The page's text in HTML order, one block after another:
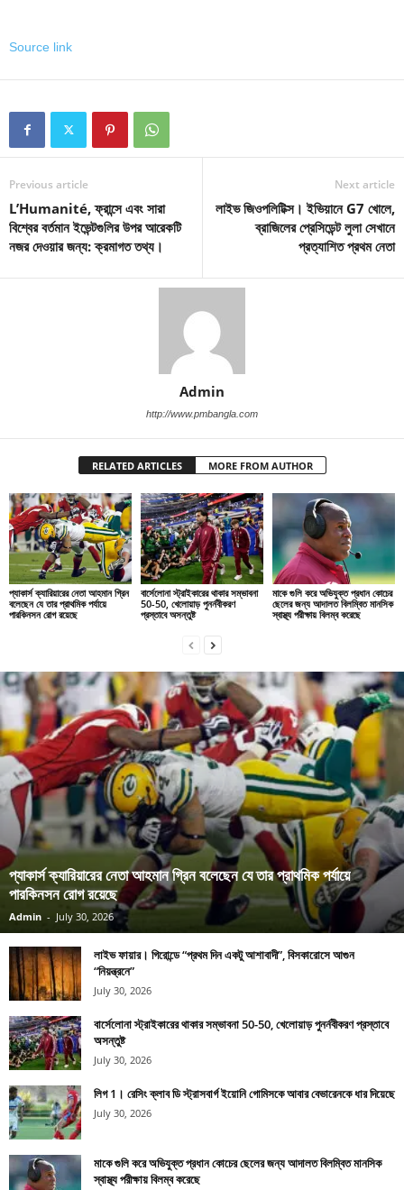
Source link
Previous article
L’Humanité, ফ্রান্সে এবং সারা
বিশ্বের বর্তমান ইভেন্টগুলির উপর আরেকটি
নজর দেওয়ার জন্য: ক্রমাগত তথ্য।
Next article
লাইভ জিওপলিটিক্স। ইভিয়ানে G7 খোলে,
ব্রাজিলের প্রেসিডেন্ট লুলা সেখানে
প্রত্যাশিত প্রথম নেতা
Admin
http://www.pmbangla.com
RELATED ARTICLES MORE FROM AUTHOR
প্যাকার্স ক্যারিয়ারের নেতা আহমান গ্রিন
বলেছেন যে তার প্রাথমিক পর্যায়ে
পারকিনসন রোগ রয়েছে
বার্সেলোনা স্ট্রাইকারের থাকার সম্ভাবনা
50-50, খেলোয়াড় পুনর্নবীকরণ
প্রস্তাবে অসন্তুষ্ট
মাকে গুলি করে অভিযুক্ত প্রধান কোচের
ছেলের জন্য আদালত বিলম্বিত মানসিক
স্বাস্থ্য পরীক্ষায় বিলম্ব করেছে
প্যাকার্স ক্যারিয়ারের নেতা আহমান গ্রিন বলেছেন যে তার প্রাথমিক পর্যায়ে
পারকিনসন রোগ রয়েছে
Admin - July 30, 2026
লাইভ ফায়ার। গিরোন্ডে “প্রথম দিন একটু আশাবাদী”, বিসকারোসে আগুন
“নিয়ন্ত্রনে”
July 30, 2026
বার্সেলোনা স্ট্রাইকারের থাকার সম্ভাবনা 50-50, খেলোয়াড় পুনর্নবীকরণ প্রস্তাবে
অসন্তুষ্ট
July 30, 2026
লিগ 1। রেসিং ক্লাব ডি স্ট্রাসবার্গ ইয়োনি গোমিসকে আবার বেভারেনকে ধার দিয়েছে
July 30, 2026
মাকে গুলি করে অভিযুক্ত প্রধান কোচের ছেলের জন্য আদালত বিলম্বিত মানসিক
স্বাস্থ্য পরীক্ষায় বিলম্ব করেছে